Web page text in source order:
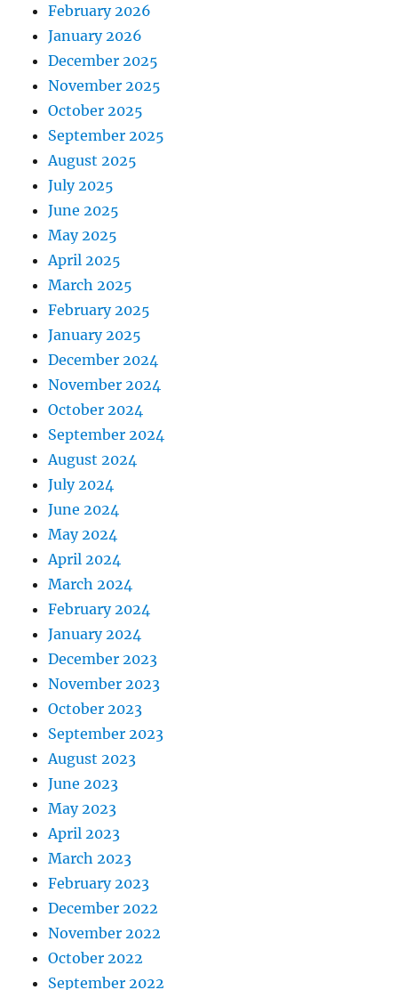
February 2026
January 2026
December 2025
November 2025
October 2025
September 2025
August 2025
July 2025
June 2025
May 2025
April 2025
March 2025
February 2025
January 2025
December 2024
November 2024
October 2024
September 2024
August 2024
July 2024
June 2024
May 2024
April 2024
March 2024
February 2024
January 2024
December 2023
November 2023
October 2023
September 2023
August 2023
June 2023
May 2023
April 2023
March 2023
February 2023
December 2022
November 2022
October 2022
September 2022